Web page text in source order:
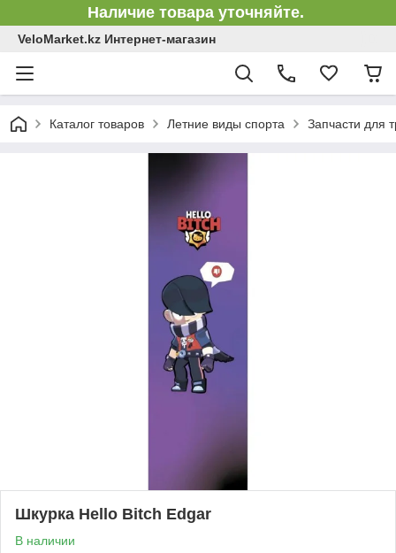
Наличие товара уточняйте.
VeloMarket.kz Интернет-магазин
Каталог товаров Летние виды спорта Запчасти для
Шкурка Hello Bitch Edgar
В наличии